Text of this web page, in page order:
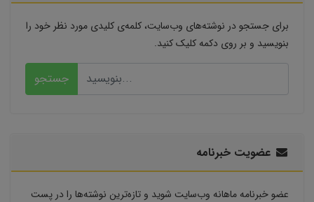
برای جستجو در نوشته‌های وب‌سایت، کلمه‌ی کلیدی مورد نظر خود را
بنویسید و بر روی دکمه کلیک کنید.
جستجو
عضویت خبرنامه
عضو خبرنامه ماهانه وب‌سایت شوید و تازه‌ترین نوشته‌ها را در پست